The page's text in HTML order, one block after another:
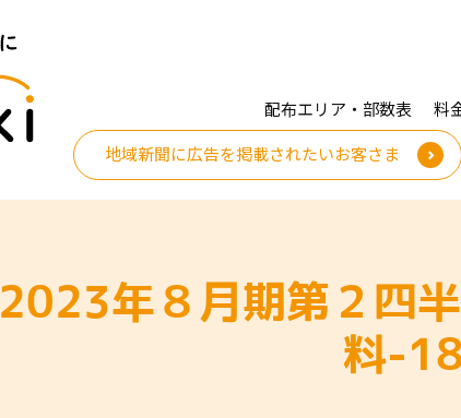
配布エリア・部数表 料
地域新聞に広告を掲載されたいお客さま
2023年８月期第２四
料-18